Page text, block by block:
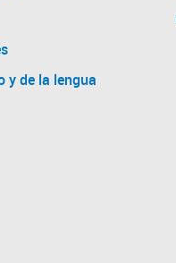
y de la lengua